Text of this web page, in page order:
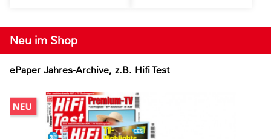
Neu im Shop
ePaper Jahres-Archive, z.B. Hifi Test